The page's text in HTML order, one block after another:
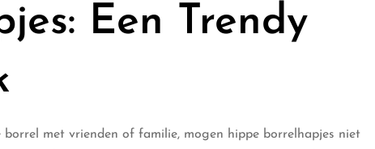
Een Trendy
met vrienden of familie, mogen hippe borrelhapjes niet